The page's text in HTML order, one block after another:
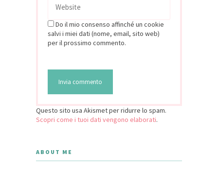
Do il mio consenso affinché un cookie
salvi i miei dati (nome, email, sito web)
per il prossimo commento.
Questo sito usa Akismet per ridurre lo spam.
Scopri come i tuoi dati vengono elaborati.
ABOUT ME